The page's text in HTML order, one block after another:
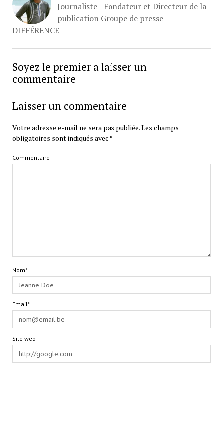
Journaliste - Fondateur et Directeur de la
publication Groupe de presse
DIFFÉRENCE
Soyez le premier a laisser un
commentaire
Laisser un commentaire
Votre adresse e-mail ne sera pas publiée.Les champs
obligatoires sont indiqués avec *
Commentaire
Nom*
Email*
Site web